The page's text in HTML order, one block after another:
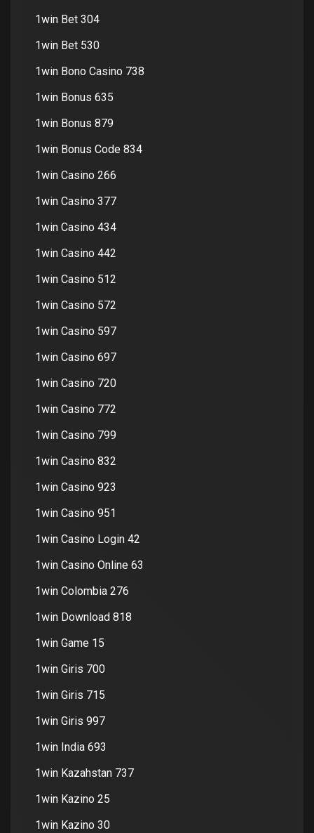
1win Bet 304
1win Bet 530
1win Bono Casino 738
1win Bonus 635
1win Bonus 879
1win Bonus Code 834
1win Casino 266
1win Casino 377
1win Casino 434
1win Casino 442
1win Casino 512
1win Casino 572
1win Casino 597
1win Casino 697
1win Casino 720
1win Casino 772
1win Casino 799
1win Casino 832
1win Casino 923
1win Casino 951
1win Casino Login 42
1win Casino Online 63
1win Colombia 276
1win Download 818
1win Game 15
1win Giris 700
1win Giris 715
1win Giris 997
1win India 693
1win Kazahstan 737
1win Kazino 25
1win Kazino 30